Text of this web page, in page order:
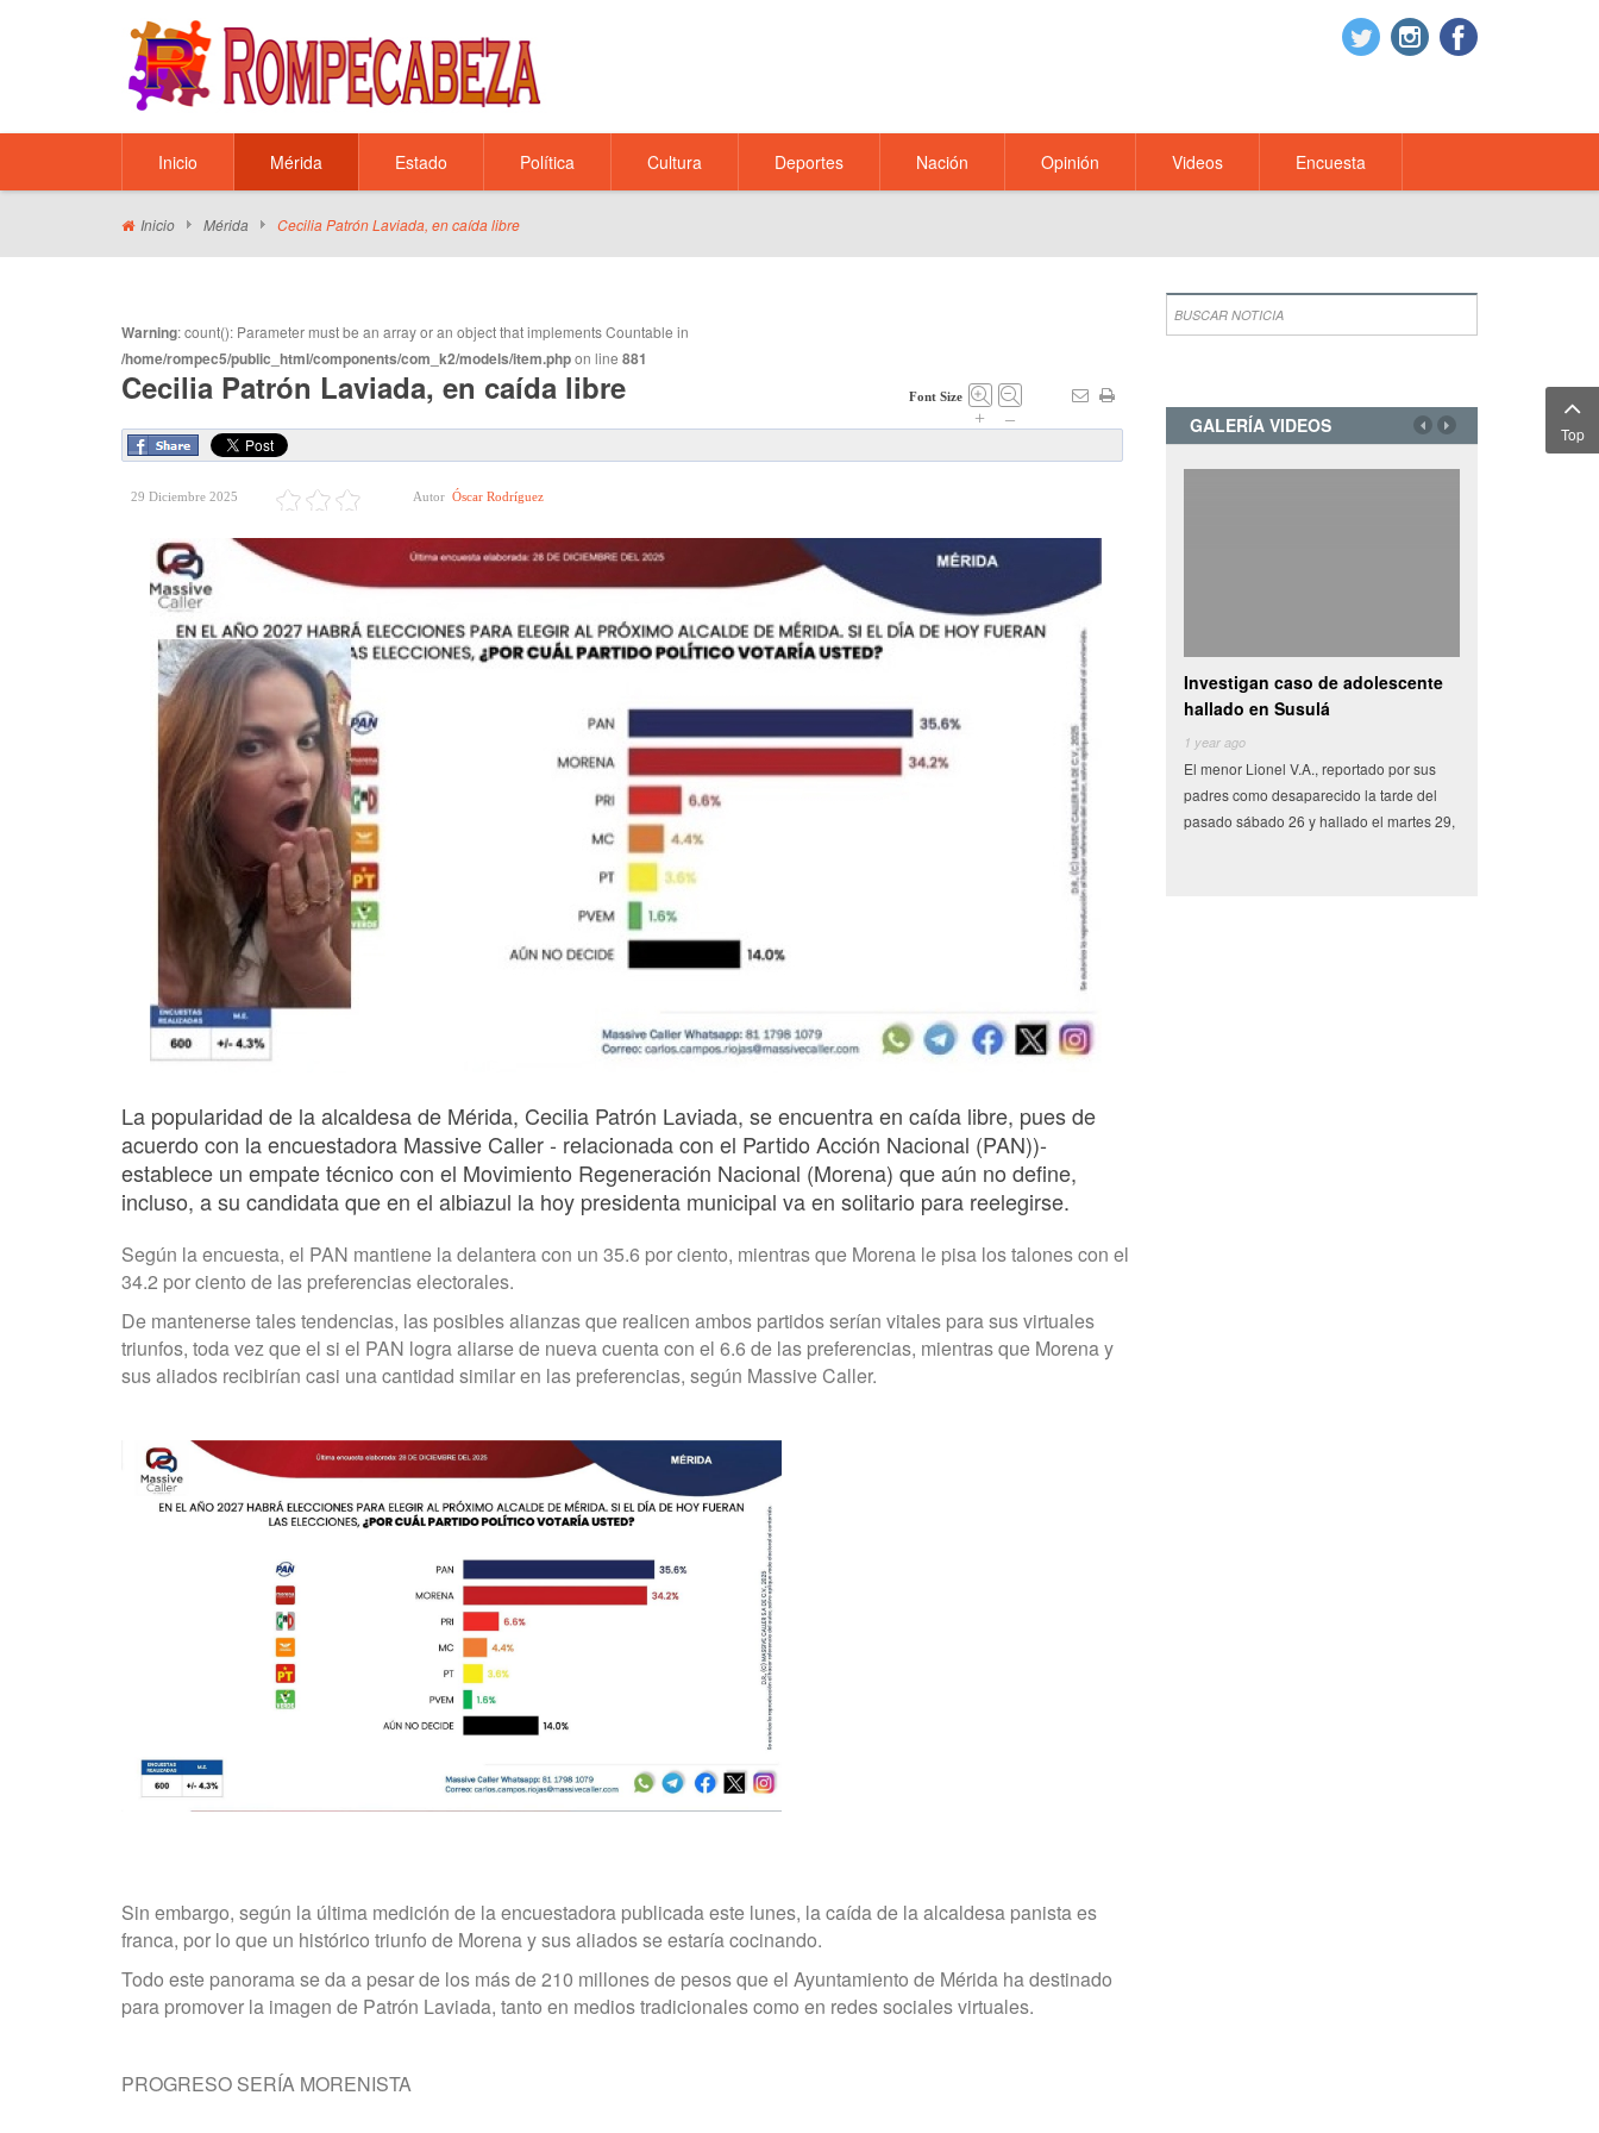
Inicio Mérida Estado Política Cultura Deportes Nación Opinión Videos Encuesta
Inicio Mérida Cecilia Patrón Laviada, en caída libre
Warning: count(): Parameter must be an array or an object that implements Countable in
/home/rompec5/public_html/components/com_k2/models/item.phpon line 881
Cecilia Patrón Laviada, en caída libre Font Size
+ –
29 Diciembre 2025 Autor Óscar Rodríguez
La popularidad de la alcaldesa de Mérida, Cecilia Patrón Laviada, se encuentra en caída libre, pues de
acuerdo con la encuestadora Massive Caller - relacionada con el Partido Acción Nacional (PAN))-
establece un empate técnico con el Movimiento Regeneración Nacional (Morena) que aún no define,
incluso, asu candidata que en el albiazul la hoy presidenta municipal va en solitario para reelegirse.
Según la encuesta, el PAN mantiene la delantera con un 35.6 por ciento, mientras que Morena le pisa los talones con el
34.2 por ciento de las preferencias electorales.
De mantenerse tales tendencias, las posibles alianzas que realicen ambos partidos serían vitales para sus virtuales
triunfos, toda vez que el si el PAN logra aliarse de nueva cuenta con el 6.6 de las preferencias, mientras que Morena y
sus aliados recibirían casi una cantidad similar en las preferencias, según Massive Caller.
Sin embargo, según la última medición de la encuestadora publicada este lunes, la caída de la alcaldesa panista es
franca, por lo que un histórico triunfo de Morena y sus aliados se estaría cocinando.
Todo este panorama se da a pesar de los más de 210 millones de pesos que el Ayuntamiento de Mérida ha destinado
para promover la imagen de Patrón Laviada, tanto en medios tradicionales como en redes sociales virtuales.
PROGRESO SERÍA MORENISTA
GALERÍA VIDEOS
Investigan caso de adolescente
hallado en Susulá
El menor Lionel V.A., reportado por sus
padres como desaparecido la tarde del
pasado sábado 26 y hallado el martes 29,
Camioneta con vegetales choca y
se vuelva en centro de
Miles de pesos en frutas y verduras que
tenían como destino el municipio de
Conkal se perdieron en un siniestro vial
Top